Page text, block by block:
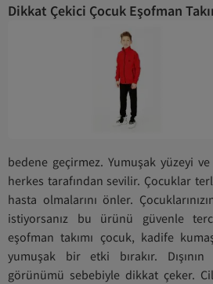
Dikkat Çekici Çocuk Eşofman
bedene geçirmez. Yumuşak yüzeyi
herkes tarafından sevilir. Çocuklar
hasta olmalarını önler.
istiyorsanız bu ürünü güvenle
eşofman takımı çocuk, kadife
yumuşak bir etki bırakır. Dışının
görünümü sebebiyle dikkat çeker.